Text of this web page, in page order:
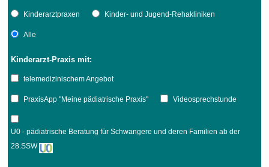
Kinderarztpraxen Kinder- und Jugend-Rehakliniken
Alle
Kinderarzt-Praxis mit:
telemedizinischem Angebot
PraxisApp "Meine pädiatrische Praxis" Videosprechstunde
U0 - pädiatrische Beratung für Schwangere und deren Familien ab der
28.SSW